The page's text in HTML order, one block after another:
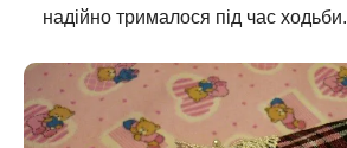
надійно трималося під час ходьби.